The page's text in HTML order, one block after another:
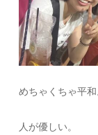
めちゃくちゃ平和
人が優しい。